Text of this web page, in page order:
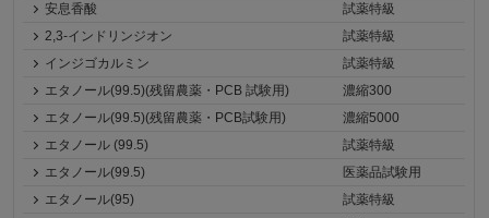
安息香酸
試薬特級
2,3-インドリンジオン
試薬特級
インジゴカルミン
試薬特級
エタノール(99.5)(残留農薬・PCB 試験用)
濃縮300
エタノール(99.5)(残留農薬・PCB試験用)
濃縮5000
エタノール (99.5)
試薬特級
エタノール(99.5)
医薬品試験用
エタノール(95)
試薬特級